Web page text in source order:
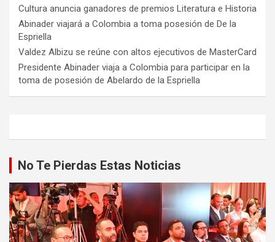
Cultura anuncia ganadores de premios Literatura e Historia
Abinader viajará a Colombia a toma posesión de De la
Espriella
Valdez Albizu se reúne con altos ejecutivos de MasterCard
Presidente Abinader viaja a Colombia para participar en la
toma de posesión de Abelardo de la Espriella
No Te Pierdas Estas Noticias